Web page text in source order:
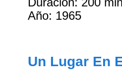
Duración: 200
Año: 1965
Un Lugar En